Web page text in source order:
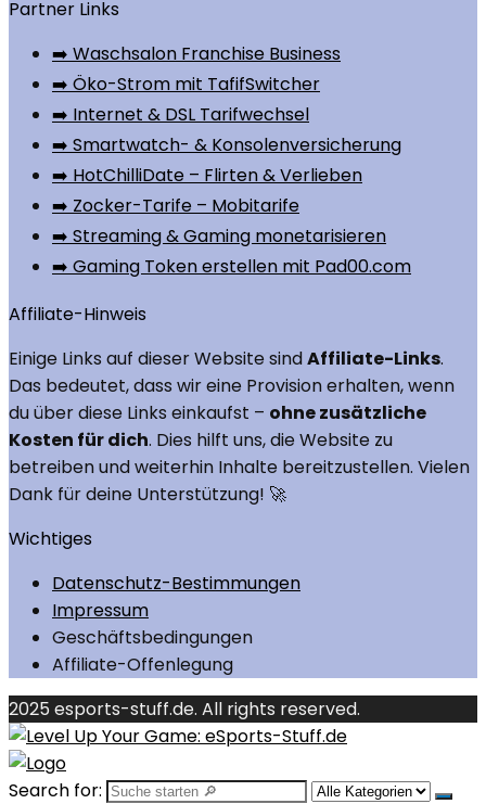
Partner Links
➡️ Waschsalon Franchise Business
➡️ Öko-Strom mit TafifSwitcher
➡️ Internet & DSL Tarifwechsel
➡️ Smartwatch- & Konsolenversicherung
➡️ HotChilliDate – Flirten & Verlieben
➡️ Zocker-Tarife – Mobitarife
➡️ Streaming & Gaming monetarisieren
➡️ Gaming Token erstellen mit Pad00.com
Affiliate-Hinweis
Einige Links auf dieser Website sindAffiliate-Links.
Das bedeutet, dass wir eine Provision erhalten, wenn
du über diese Links einkaufst – ohne zusätzliche
Kosten für dich. Dies hilft uns, die Website zu
betreiben und weiterhin Inhalte bereitzustellen. Vielen
Dank für deine Unterstützung! 🚀
Wichtiges
Datenschutz-Bestimmungen
Impressum
Geschäftsbedingungen
Affiliate-Offenlegung
2025 esports-stuff.de. All rights reserved.
Search for: